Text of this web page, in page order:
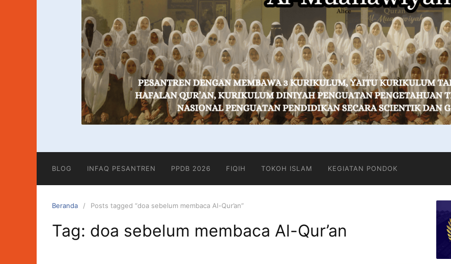
BLOG INFAQ PESANTREN PPDB 2026 FIQIH TOKOH ISLAM KEGIATAN PONDOK
Beranda Posts tagged “doa sebelum membaca Al-Qur’an”
Tag: doa sebelum membaca Al-Qur’an